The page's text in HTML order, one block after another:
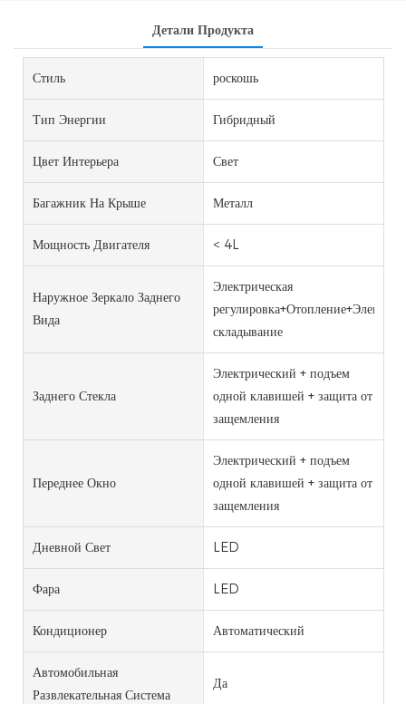
Детали Продукта
Стиль роскошь
Тип Энергии Гибридный
Цвет Интерьера Свет
Багажник На Крыше Металл
Мощность Двигателя < 4L
Наружное Зеркало Заднего
Вида
Электрическая
складывание
Заднего Стекла
Электрический + подъем
одной клавишей + защита от
защемления
Переднее Окно
Электрический + подъем
одной клавишей + защита от
защемления
Дневной Свет LED
Фара LED
Кондиционер Автоматический
Автомобильная
Развлекательная Система
Да